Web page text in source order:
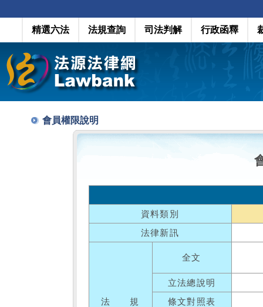
精選六法 法規查詢 司法判解 行政函釋
會員權限說明
資料類別
法律新訊
法 規
全文
立法總說明
條文對照表